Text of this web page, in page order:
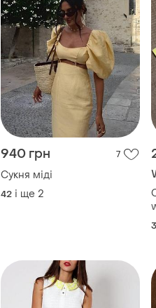
940 грн 7
Сукня міді
42 і ще 2